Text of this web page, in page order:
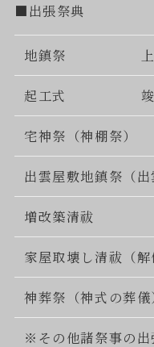
■出張祭典
地鎮祭
起工式
宅神祭（神棚祭）
出雲屋敷地鎮祭（出
増改築清祓
家屋取壊し清祓（解
神葬祭（神式の葬儀
※その他諸祭事の出